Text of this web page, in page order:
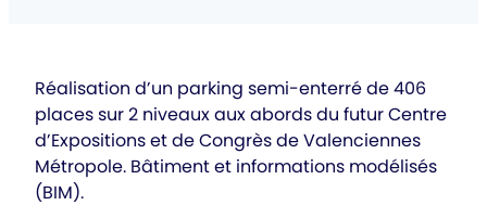
Réalisation d’un parking semi-enterré de 406
places sur 2 niveaux aux abords du futur Centre
d’Expositions et de Congrès de Valenciennes
Métropole. Bâtiment et informations modélisés
(BIM).